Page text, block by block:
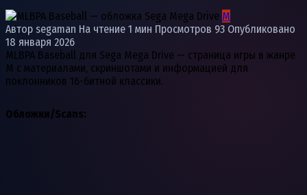
M
Автор segaman На чтение 1 мин Просмотров 93 Опубликовано
18 января 2026
MLBPA Baseball для Sega Mega Drive — страница игры в жанре
M с материалами, скриншотами и информацией для
поклонников 16-битной классики.
Обложки/Scans: